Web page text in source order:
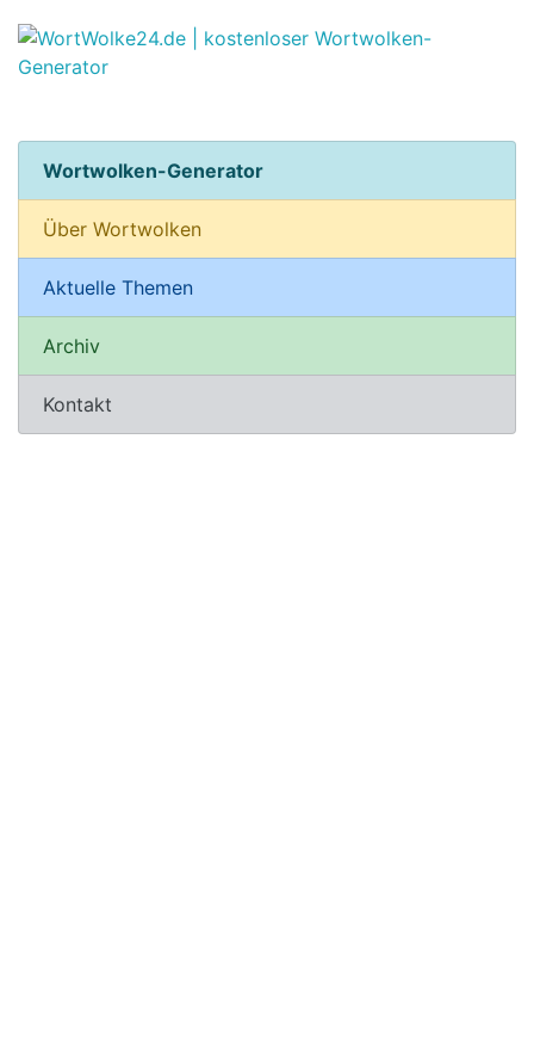
Wortwolken-Generator
Über Wortwolken
Aktuelle Themen
Archiv
Kontakt